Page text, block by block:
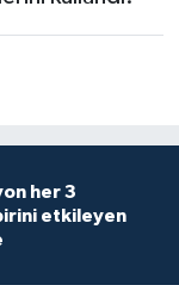
her 3
etkileyen